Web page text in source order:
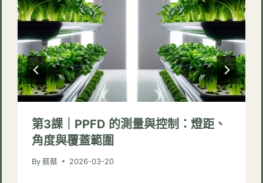
第3課｜PPFD 的測量與控制：燈距、
角度與覆蓋範圍
By 蔡蔡 2026-03-20